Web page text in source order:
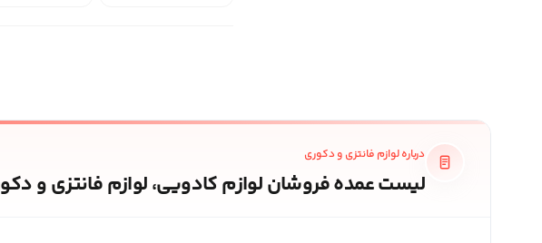
درباره لوازم فانتزی و دکوری
لیست عمده فروشان لوازم کادویی، لوازم فانتزی و